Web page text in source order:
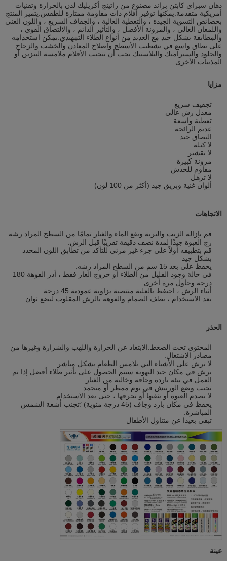
دهان سبراي كابتن براند مصنوع من راتينج أكريليك لدن بالحرارة وتقنيات
أمريكية متقدمة.يمكنها توفير أفلام ذات مقاومة ممتازة للطقس.يتميز المنتج
بخصائص التسوية الجيدة ، والتغطية العالية ، والجفاف السريع ، واللون الغني
واللمعان العالي ، والمرونة الأفضل ، والتأثير الدائم ، والالتصاق القوي ،
والمطابقة بشكل جيد مع العديد من أنواع الطلاء التمهيدي.يمكن استخدامه
على نطاق واسع في تشطيب الأسطح وإصلاح المعادن والخشب والزجاج
والجلود والسيراميك والبلاستيك.يجب أن تتجنب الأفلام ملامسة البنزين أو
المذيبات الأخرى.
مزايا
تجفيف سريع
معدل رش عالي
تغطية واسعة
عديم الرائحة
التصاق جيد
لا كتلة
لا تقشير
مرونة كبيرة
مقاوم للخدش
لا ترهل
ألوان غنية وبريق جيد (أكثر من 100 لون)
الاتجاهات
قم بإزالة الزيت والتربة وبقع الماء والغبار تمامًا من السطح المراد رشه.
رج العبوة جيدًا لمدة نصف دقيقة تقريبًا قبل الرش.
قم بتطبيقه أولاً على جزء غير مرئي للتأكد من تطابق اللون المحدد
بشكل جيد
يحفظ على بعد 15 سم من السطح المراد رشه.
في حالة وجود القليل من الطلاء أو خروج الغاز فقط ، أدر الفوهة 180
درجة وحاول مرة أخرى.
أثناء الرش ، احتفظ بالعلبة منتصبة بزاوية عمودية 45 درجة.
بعد الاستخدام ، نظف الصمام والفوهة بالرش المقلوب لبضع ثوان.
الحذر
المحتوى تحت الضغط.الابتعاد عن الحرارة واللهب والشرارة وغيرها من
مصادر الاشتعال.
لا ترش على الأشياء التي تلامس الطعام بشكل مباشر.
يرش في مكان جيد التهوية.سيتم الحصول على تأثير طلاء أفضل إذا تم
العمل في بيئة باردة وجافة وخالية من الغبار.
تجنب وضع الورنيش في يوم ممطر أو متجمد.
لا تصدم العبوة أو تثقبها أو تحرقها ، حتى بعد الاستخدام.
يحفظ في مكان بارد وجاف (45 درجة مئوية) ؛تجنب أشعة الشمس
المباشرة.
تبقي بعيدا عن متناول الأطفال
عينة